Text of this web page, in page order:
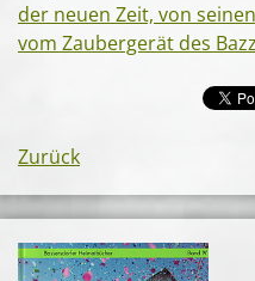
der neuen Zeit, von
vom Zaubergerät des
Zurück